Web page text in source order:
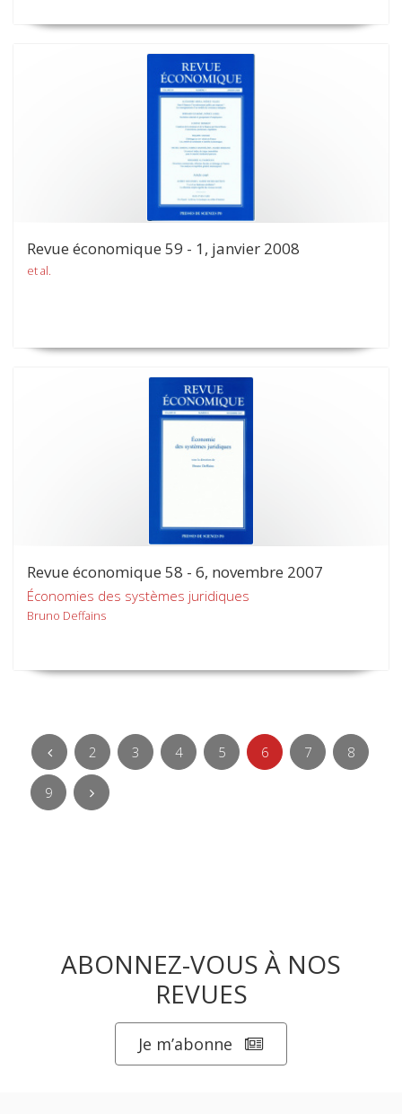
Revue économique 59 - 1, janvier 2008
et al.
Revue économique 58 - 6, novembre 2007
Économies des systèmes juridiques
Bruno Deffains
2 3 4 5 6 7 8
9
ABONNEZ-VOUS À NOS
REVUES
Je m’abonne